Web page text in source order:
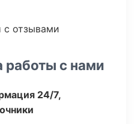
с отзывами
с нами
24/7,